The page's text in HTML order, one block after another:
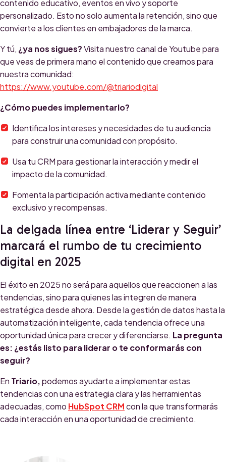
contenido educativo, eventos en vivo y soporte
personalizado. Esto no solo aumenta la retención, sino que
convierte a los clientes en embajadores de la marca.
Y tú, ¿ya nos sigues?Visita nuestro canal de Youtube para
que veas de primera mano el contenido que creamos para
nuestra comunidad:
https://www.youtube.com/@triariodigital
¿Cómo puedes implementarlo?
Identifica los intereses y necesidades de tu audiencia
para construir una comunidad con propósito.
Usa tu CRM para gestionar la interacción y medir el
impacto de la comunidad.
Fomenta la participación activa mediante contenido
exclusivo y recompensas.
La delgada línea entre ‘Liderar y Seguir’
marcará el rumbo de tu crecimiento
digital en 2025
El éxito en 2025 no será para aquellos que reaccionen a las
tendencias, sino para quienes las integren de manera
estratégica desde ahora. Desde la gestión de datos hasta la
automatización inteligente, cada tendencia ofrece una
oportunidad única para crecer y diferenciarse. La pregunta
es: ¿estás listo para liderar o te conformarás con
seguir?
En Triario,podemos ayudarte a implementar estas
tendencias con una estrategia clara y las herramientas
adecuadas, como HubSpot CRMcon la que transformarás
cada interacción en una oportunidad de crecimiento.